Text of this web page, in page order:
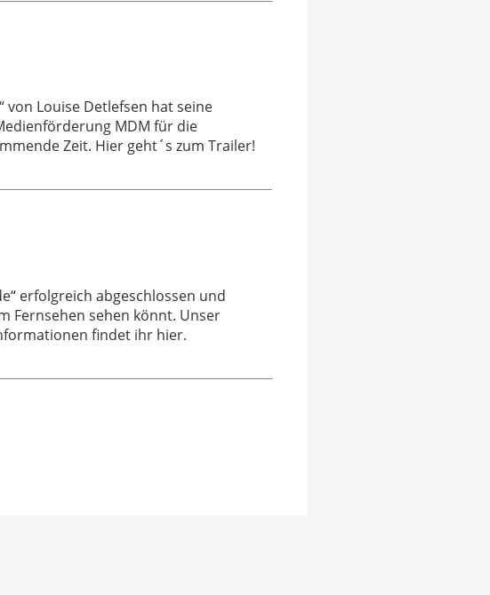
von Louise Detlefsen hat seine
MDM für die
Zeit. Hier geht´s zum Trailer!
erfolgreich abgeschlossen und
Fernsehen sehen könnt. Unser
findet ihr hier.